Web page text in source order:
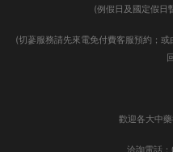
(例假日及國定假日
(切蔘服務請先來電免付費客服預約；
歡迎各大中
洽詢電話